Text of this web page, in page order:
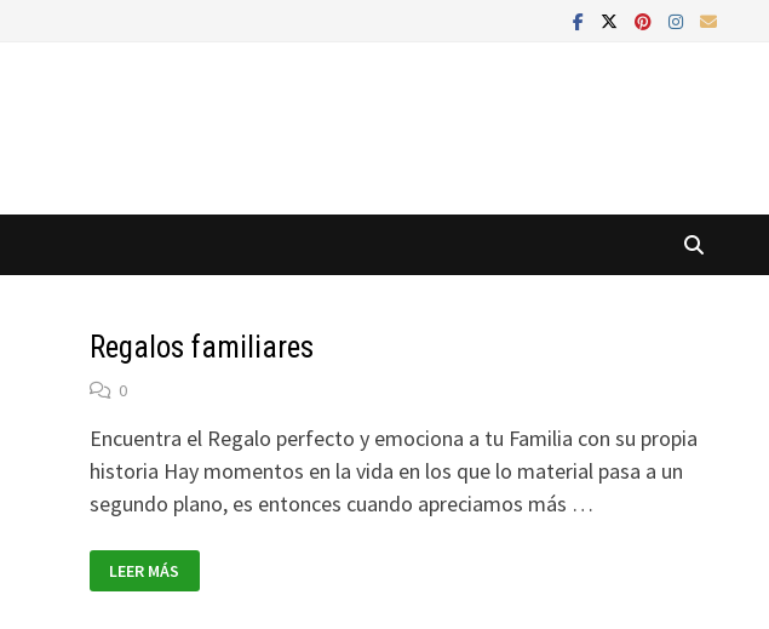
Regalos familiares
0
Encuentra el Regalo perfecto y emociona a tu Familia con su propia
historia Hay momentos en la vida en los que lo material pasa a un
segundo plano, es entonces cuando apreciamos más …
REGALOS
FAMILIARES
LEER MÁS